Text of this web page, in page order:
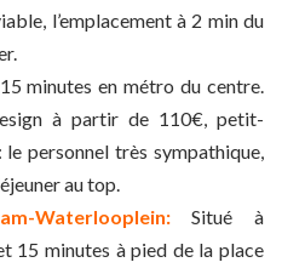
l’emplacement à 2 min du
minutes en métro du centre.
à partir de 110€, petit-
personnel très sympathique,
au top.
Waterlooplein:Situé à
15 minutes à pied de la place